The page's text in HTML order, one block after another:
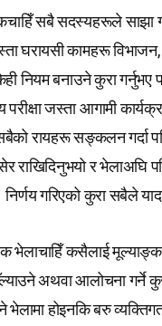
सबै सदस्यहरूले
घरायसी कामहरू विभाजन,
नियम बनाउने कुरा
परीक्षा जस्ता आगामी
रायहरू सङ्कलन गर्दा
राखिदिनुभयो र
गरिएको कुरा सबैले
भेलाचाहिँ कसैलाई
अथवा आलोचना गर्ने
भेलामा होइनकि बरु